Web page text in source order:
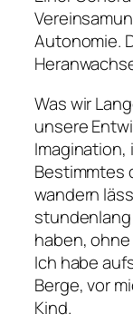
Autonomie.
Was wir
unsere
Imagination,
Bestimmtes
wandern
haben,
Ich habe
Berge, vor
Kind.